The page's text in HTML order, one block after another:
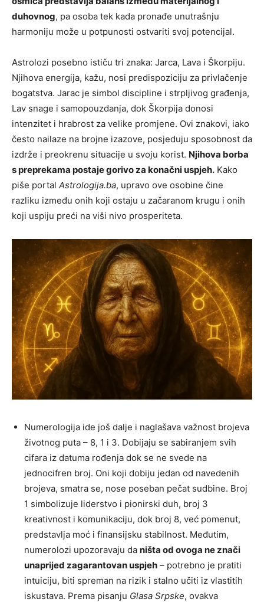
duhovnog, pa osoba tek kada pronađe unutrašnju
harmoniju može u potpunosti ostvariti svoj potencijal.
Astrolozi posebno ističu tri znaka: Jarca, Lava i Škorpiju.
Njihova energija, kažu, nosi predispoziciju za privlačenje
bogatstva. Jarac je simbol discipline i strpljivog građenja,
Lav snage i samopouzdanja, dok Škorpija donosi
intenzitet i hrabrost za velike promjene. Ovi znakovi, iako
često nailaze na brojne izazove, posjeduju sposobnost da
izdrže i preokrenu situacije u svoju korist. Njihova borba
s preprekama postaje gorivo za konačni uspjeh. Kako
piše portal Astrologija.ba, upravo ove osobine čine
razliku između onih koji ostaju u začaranom krugu i onih
koji uspiju preći na viši nivo prosperiteta.
Numerologija ide još dalje i naglašava važnost brojeva
životnog puta – 8, 1 i 3. Dobijaju se sabiranjem svih
cifara iz datuma rođenja dok se ne svede na
jednocifren broj. Oni koji dobiju jedan od navedenih
brojeva, smatra se, nose poseban pečat sudbine. Broj
1 simbolizuje liderstvo i pionirski duh, broj 3
kreativnost i komunikaciju, dok broj 8, već pomenut,
predstavlja moć i finansijsku stabilnost. Međutim,
numerolozi upozoravaju da ništa od ovoga ne znači
unaprijed zagarantovan uspjeh – potrebno je pratiti
intuiciju, biti spreman na rizik i stalno učiti iz vlastitih
iskustava. Prema pisanju Glasa Srpske, ovakva